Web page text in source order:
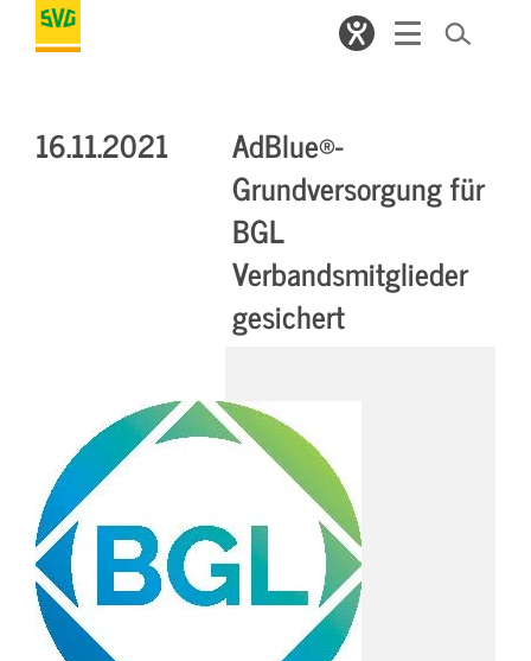
16.11.2021
AdBlue®-
Grundversorgung für
BGL
Verbandsmitglieder
gesichert